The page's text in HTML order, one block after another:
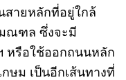
สายหลักที่อยู่ใกล้
มณฑล ซึ่งจะมี
หรือใช้ออกถนนหลัก
ษม เป็นอีกเส้นทางที่